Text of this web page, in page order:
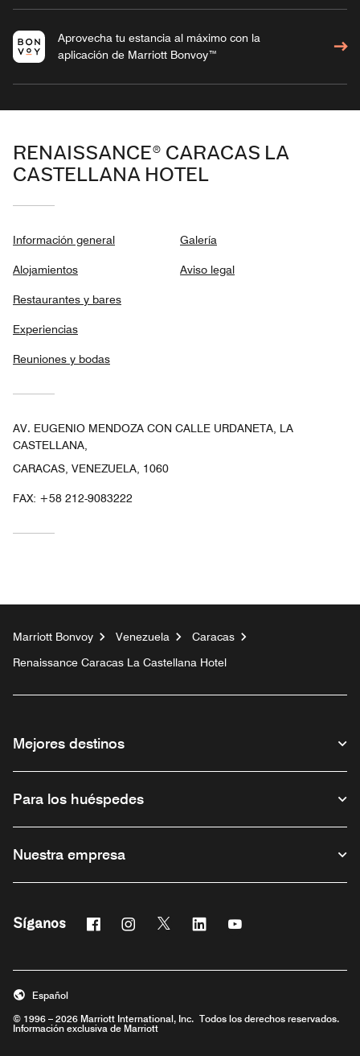
Aprovecha tu estancia al máximo con la
aplicación de Marriott Bonvoy™
RENAISSANCE® CARACAS LA
CASTELLANA HOTEL
Información general
Alojamientos
Restaurantes y bares
Experiencias
Reuniones y bodas
Galería
Aviso legal
AV. EUGENIO MENDOZA CON CALLE URDANETA, LA
CASTELLANA,
CARACAS, VENEZUELA, 1060
FAX: +58 212-9083222
Marriott Bonvoy Venezuela
Caracas
Renaissance Caracas La Castellana Hotel
Mejores destinos
Para los huéspedes
Nuestra empresa
Síganos Facebook
Abre una ventana nueva
Instagram
Abre una ventana nueva
Twitter
Abre una ventana nueva
Linkedin
Abre una ventana nueva
Abre una ventana
© 1996 – 2026 Marriott International, Inc. Todos los derechos reservados.
Información exclusiva de Marriott
Español